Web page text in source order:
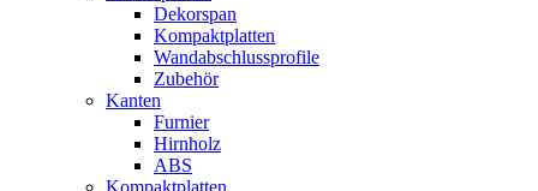
Dekorspan
Kompaktplatten
Wandabschlussprofile
Zubehör
Kanten
Furnier
Hirnholz
ABS
Kompaktplatten